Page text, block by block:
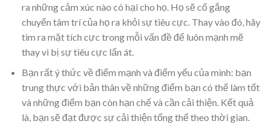
ra những cảm xúc nào có hại cho họ. Họ sẽ cố gắng
chuyển tâm trí của họ ra khỏi sự tiêu cực. Thay vào đó, hãy
tìm ra mặt tích cực trong mỗi vấn đề để luôn mạnh mẽ
thay vì bị sự tiêu cực lấn át.
Bạn rất ý thức về điểm mạnh và điểm yếu của mình: bạn
trung thực với bản thân về những điểm bạn có thể làm tốt
và những điểm bạn còn hạn chế và cần cải thiện. Kết quả
là, bạn sẽ đạt được sự cải thiện tổng thể theo thời gian.